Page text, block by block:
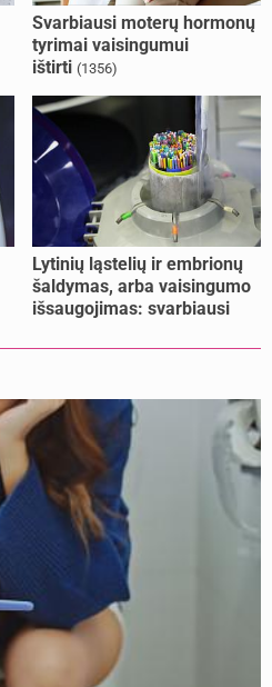
Svarbiausi moterų hormonų
tyrimai vaisingumui
ištirti (1356)
Lytinių ląstelių ir embrionų
šaldymas, arba vaisingumo
išsaugojimas: svarbiausi